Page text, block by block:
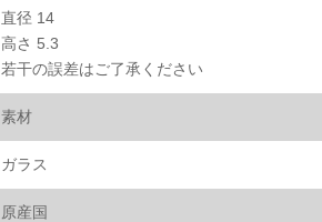
直径 14
高さ 5.3
若干の誤差はご了承ください
素材
ガラス
原産国